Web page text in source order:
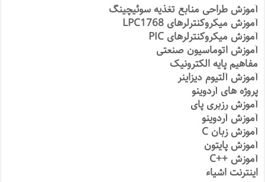
آموزش طراحی منابع تغذیه سوئیچینگ
آموزش میکروکنترلرهای LPC1768
آموزش میکروکنترلرهای PIC
آموزش اتوماسیون صنعتی
مفاهیم پایه الکترونیک
آموزش آلتیوم دیزاینر
پروژه های آردوینو
آموزش رزبری پای
آموزش آردوینو
آموزش زبان C
آموزش پایتون
آموزش ++C
اینترنت اشیاء